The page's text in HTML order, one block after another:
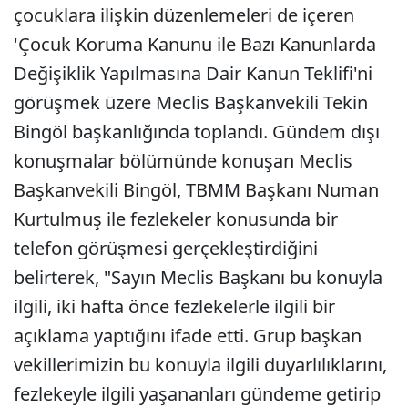
çocuklara ilişkin düzenlemeleri de içeren
'Çocuk Koruma Kanunu ile Bazı Kanunlarda
Değişiklik Yapılmasına Dair Kanun Teklifi'ni
görüşmek üzere Meclis Başkanvekili Tekin
Bingöl başkanlığında toplandı. Gündem dışı
konuşmalar bölümünde konuşan Meclis
Başkanvekili Bingöl, TBMM Başkanı Numan
Kurtulmuş ile fezlekeler konusunda bir
telefon görüşmesi gerçekleştirdiğini
belirterek, "Sayın Meclis Başkanı bu konuyla
ilgili, iki hafta önce fezlekelerle ilgili bir
açıklama yaptığını ifade etti. Grup başkan
vekillerimizin bu konuyla ilgili duyarlılıklarını,
fezlekeyle ilgili yaşananları gündeme getirip